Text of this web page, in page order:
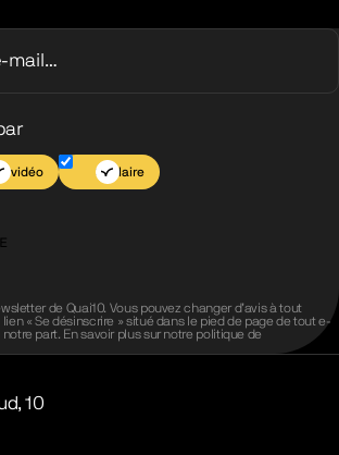
vidéo Scolaire
de Quai10. Vous pouvez changer d’avis à tout
« Se désinscrire » situé dans le pied de page de tout e-
part. En savoir plus sur notre politique de
10